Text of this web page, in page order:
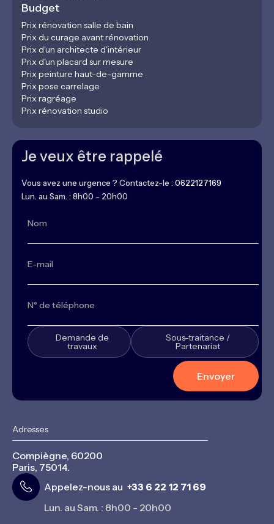
Budget
Prix rénovation salle de bain
Prix du curage avant rénovation
Prix d'un architecte d'intérieur
Prix d'un placard sur mesure
Prix peinture haut-de-gamme
Prix pose carrelage
Prix ragréage
Prix rénovation studio
Je veux être rappelé
Vous avez une urgence ? Contactez-le : 0622127169
Lun. au Sam. : 8h00 - 20h00
Demande de
travaux
Sous-traitance /
Partenariat
Adresses
Compiègne, 60200
Paris, 75014.
Appelez-nous au +33 6 22 12 71 69
Lun. au Sam. : 8h00 - 20h00